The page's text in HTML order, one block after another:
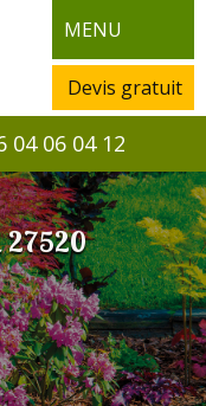
MENU
Devis gratuit
04 06 04 12
27520